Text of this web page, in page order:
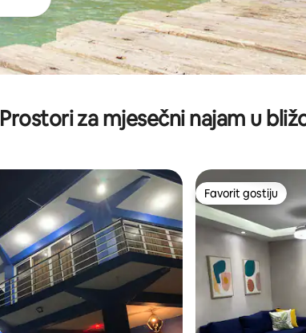
Prostori za mjesečni najam u
Favorit gostiju
Favorit gostiju